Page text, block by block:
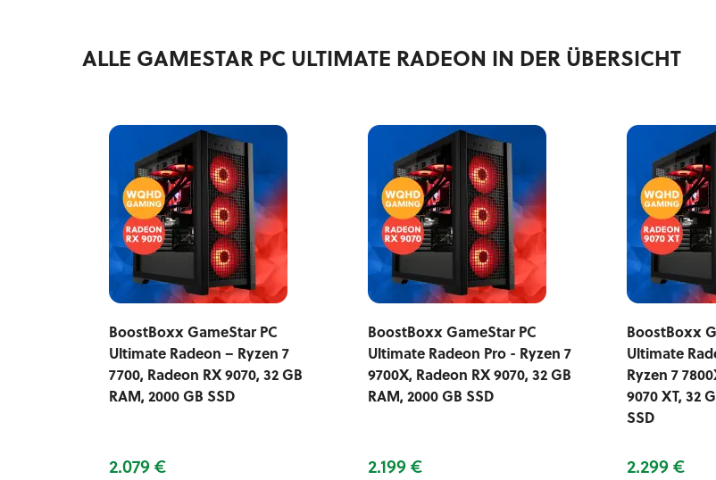
ALLE GAMESTAR PC ULTIMATE RADEON IN DER ÜBERSICHT
BoostBoxx GameStar PC
Ultimate Radeon – Ryzen 7
7700, Radeon RX 9070, 32 GB
RAM, 2000 GB SSD
2.079 €
BoostBoxx GameStar PC
Ultimate Radeon Pro - Ryzen 7
9700X, Radeon RX 9070, 32 GB
RAM, 2000 GB SSD
2.199 €
BoostBoxx
Ultimate
Ryzen 7
9070 XT, 32
SSD
2.299 €